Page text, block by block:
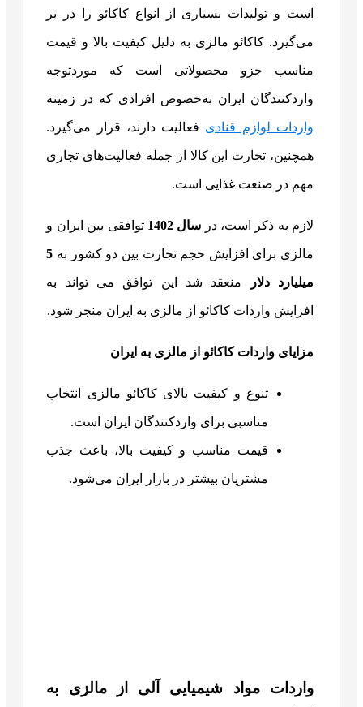
است و تولیدات بسیاری از انواع کاکائو را در بر
می‌گیرد. کاکائو مالزی به دلیل کیفیت بالا و قیمت
مناسب جزو محصولاتی است که موردتوجه
واردکنندگان ایران به‌خصوص افرادی که در زمینه
واردات لوازم قنادی فعالیت دارند، قرار می‌گیرد.
همچنین، تجارت این کالا از جمله فعالیت‌های تجاری
مهم در صنعت غذایی است.
لازم به ذکر است، در سال 1402 توافقی بین ایران و
مالزی برای افزایش حجم تجارت بین دو کشور به 5
میلیارد دلار منعقد شد این توافق می تواند به
افزایش واردات کاکائو از مالزی به ایران منجر شود.
مزایای واردات کاکائو از مالزی به ایران
تنوع و کیفیت بالای کاکائو مالزی انتخاب
مناسبی برای واردکنندگان ایران است.
قیمت مناسب و کیفیت بالا، باعث جذب
مشتریان بیشتر در بازار ایران می‌شود.
واردات مواد شیمیایی آلی از مالزی به